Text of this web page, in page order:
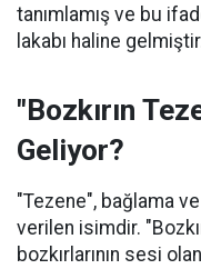
tanımlamış ve bu
lakabı haline
"Bozkırın
Geliyor?
"Tezene", bağlama
verilen isimdir.
bozkırlarının sesi